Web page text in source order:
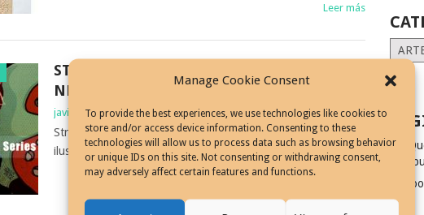
Manage Cookie Consent
To provide the best experiences, we use technologies like cookies to
store and/or access device information. Consenting to these
technologies will allow us to process data such as browsing behavior
or unique IDs on this site. Not consenting or withdrawing consent,
may adversely affect certain features and functions.
Leer más
STRANGER THINGS, JAVIER MARTÍNEZ,
NETFLIX ORIGINAL SERIES
javiermartinez | septiembre 24, 2016
Stranger Things, el artista Javier Martínez pone en marcha
ilustraciones en torno a la serie de Netflix